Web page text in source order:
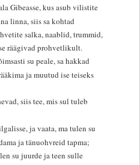
Gibeasse, kus asub vilistite
linna, siis sa kohtad
salka, naablid, trummid,
räägivad prohvetlikult.
su peale, sa hakkad
ja muutud ise teiseks
siis tee, mis sul tuleb
ja vaata, ma tulen su
ja tänuohvreid tapma;
su juurde ja teen sulle